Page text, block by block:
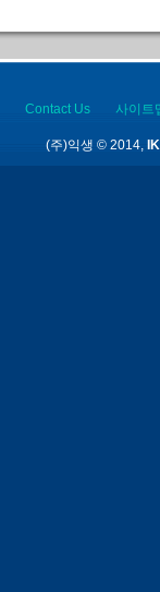
Contact Us 사이트
(주)익생 © 2014,